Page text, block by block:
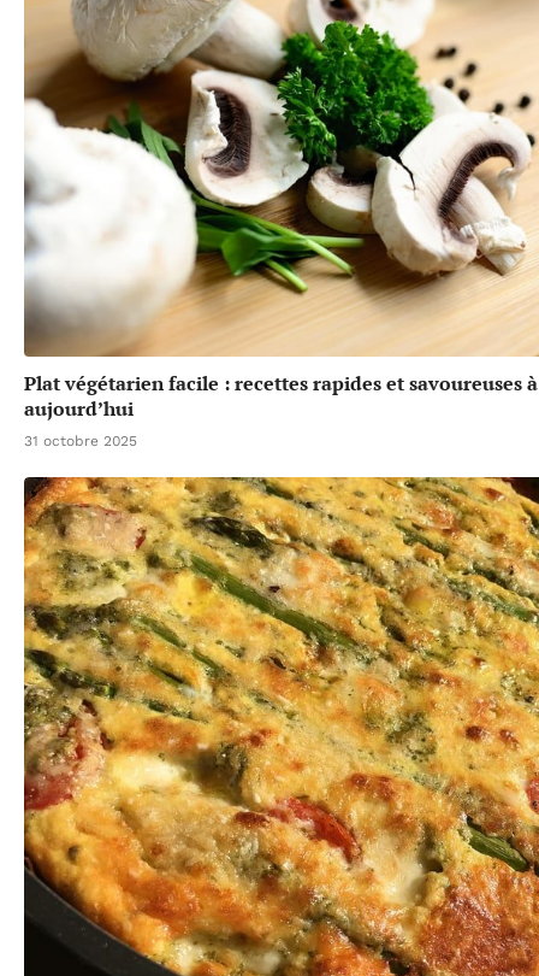
Plat végétarien facile : recettes rapides et savoureuses à
aujourd’hui
31 octobre 2025